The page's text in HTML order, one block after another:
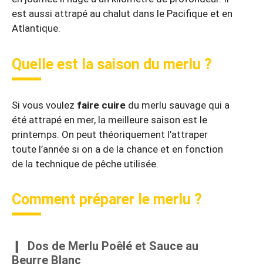
est aussi attrapé au chalut dans le Pacifique et en
Atlantique.
Quelle est la saison du merlu ?
Si vous voulez faire cuire du merlu sauvage qui a
été attrapé en mer, la meilleure saison est le
printemps. On peut théoriquement l’attraper
toute l’année si on a de la chance et en fonction
de la technique de pêche utilisée.
Comment préparer le merlu ?
Dos de Merlu Poêlé et Sauce au
Beurre Blanc